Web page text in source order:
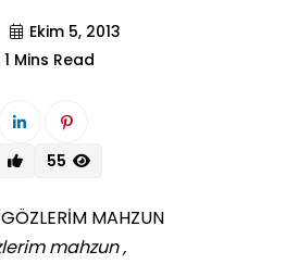
Ekim 5, 2013
1 Mins Read
55
GÖZLERİM MAHZUN
mahzun ,